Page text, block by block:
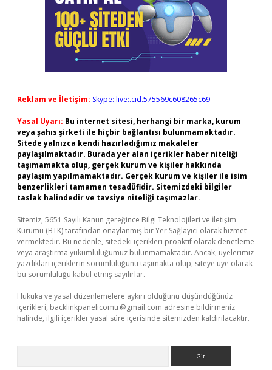
Reklam ve İletişim: Skype: live:.cid.575569c608265c69
Yasal Uyarı: Bu internet sitesi, herhangi bir marka, kurum
veya şahıs şirketi ile hiçbir bağlantısı bulunmamaktadır.
Sitede yalnızca kendi hazırladığımız makaleler
paylaşılmaktadır. Burada yer alan içerikler haber niteliği
taşımamakta olup, gerçek kurum ve kişiler hakkında
paylaşım yapılmamaktadır. Gerçek kurum ve kişiler ile isim
benzerlikleri tamamen tesadüfidir. Sitemizdeki bilgiler
taslak halindedir ve tavsiye niteliği taşımazlar.
Sitemiz, 5651 Sayılı Kanun gereğince Bilgi Teknolojileri ve İletişim
Kurumu (BTK) tarafından onaylanmış bir Yer Sağlayıcı olarak hizmet
vermektedir. Bu nedenle, sitedeki içerikleri proaktif olarak denetleme
veya araştırma yükümlülüğümüz bulunmamaktadır. Ancak, üyelerimiz
yazdıkları içeriklerin sorumluluğunu taşımakta olup, siteye üye olarak
bu sorumluluğu kabul etmiş sayılırlar.
Hukuka ve yasal düzenlemelere aykırı olduğunu düşündüğünüz
içerikleri, backlinkpanelicomtr@gmail.com adresine bildirmeniz
halinde, ilgili içerikler yasal süre içerisinde sitemizden kaldırılacaktır.